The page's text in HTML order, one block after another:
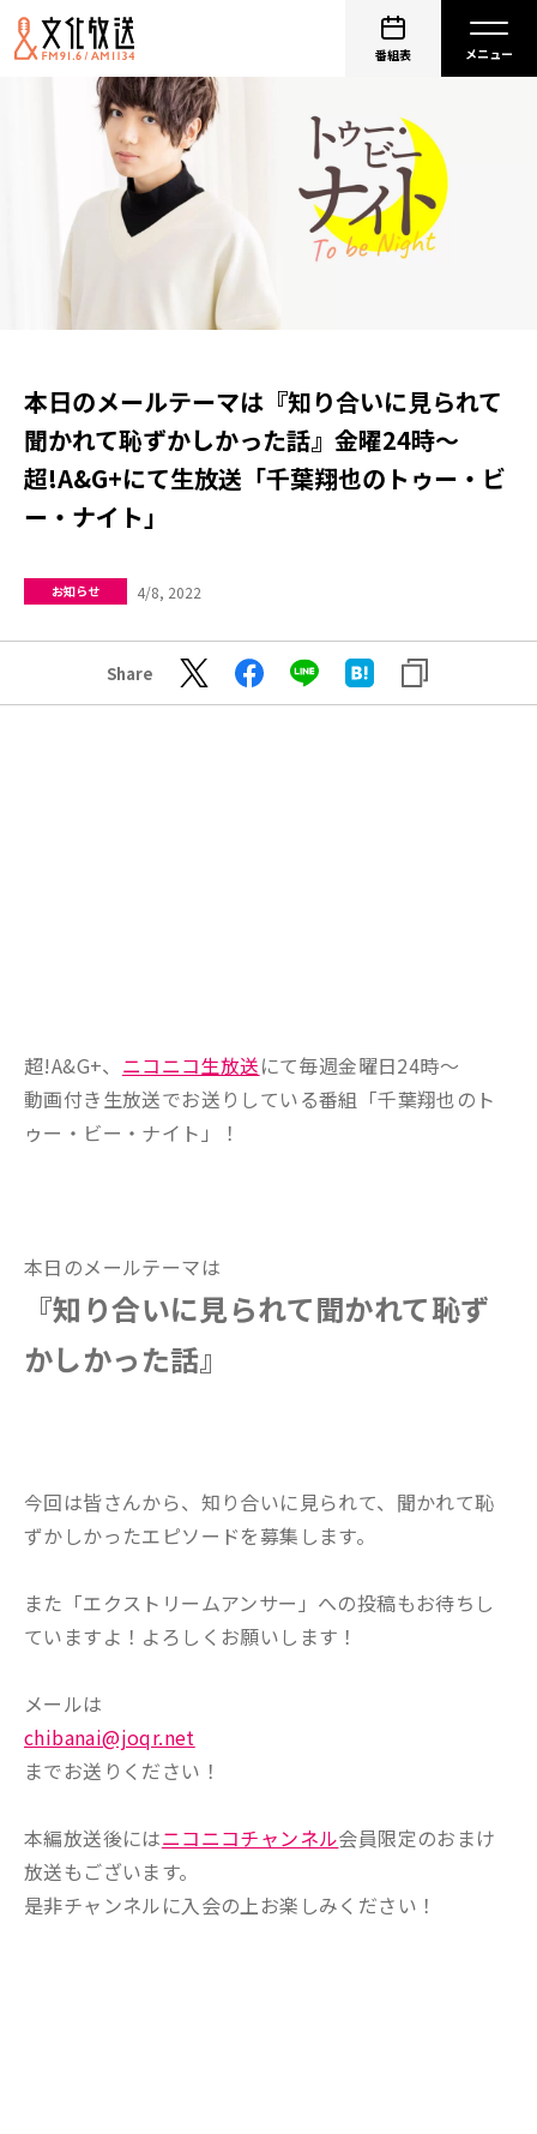
番組表
本日のメールテーマは『知り合いに見られて
聞かれて恥ずかしかった話』金曜24時～
超!A&G+にて生放送「千葉翔也のトゥー・ビ
ー・ナイト」
お知らせ 4/8, 2022
Share
超!A&G+、 ニコニコ生放送にて毎週金曜日24時～
動画付き生放送でお送りしている番組「千葉翔也のト
ゥー・ビー・ナイト」！
本日のメールテーマは
『知り合いに見られて聞かれて恥ず
かしかった話』
今回は皆さんから、知り合いに見られて、聞かれて恥
ずかしかったエピソードを募集します。
また「エクストリームアンサー」への投稿もお待ちし
ていますよ！よろしくお願いします！
メールは
chibanai@joqr.net
までお送りください！
本編放送後にはニコニコチャンネル会員限定のおまけ
放送もございます。
是非チャンネルに入会の上お楽しみください！